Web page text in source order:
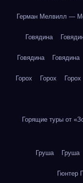
Герман Мелвилл —
Говядина
Говядина Говядина
Горох Горох Горох
Горящие туры от
Груша Груша
Гюнтер